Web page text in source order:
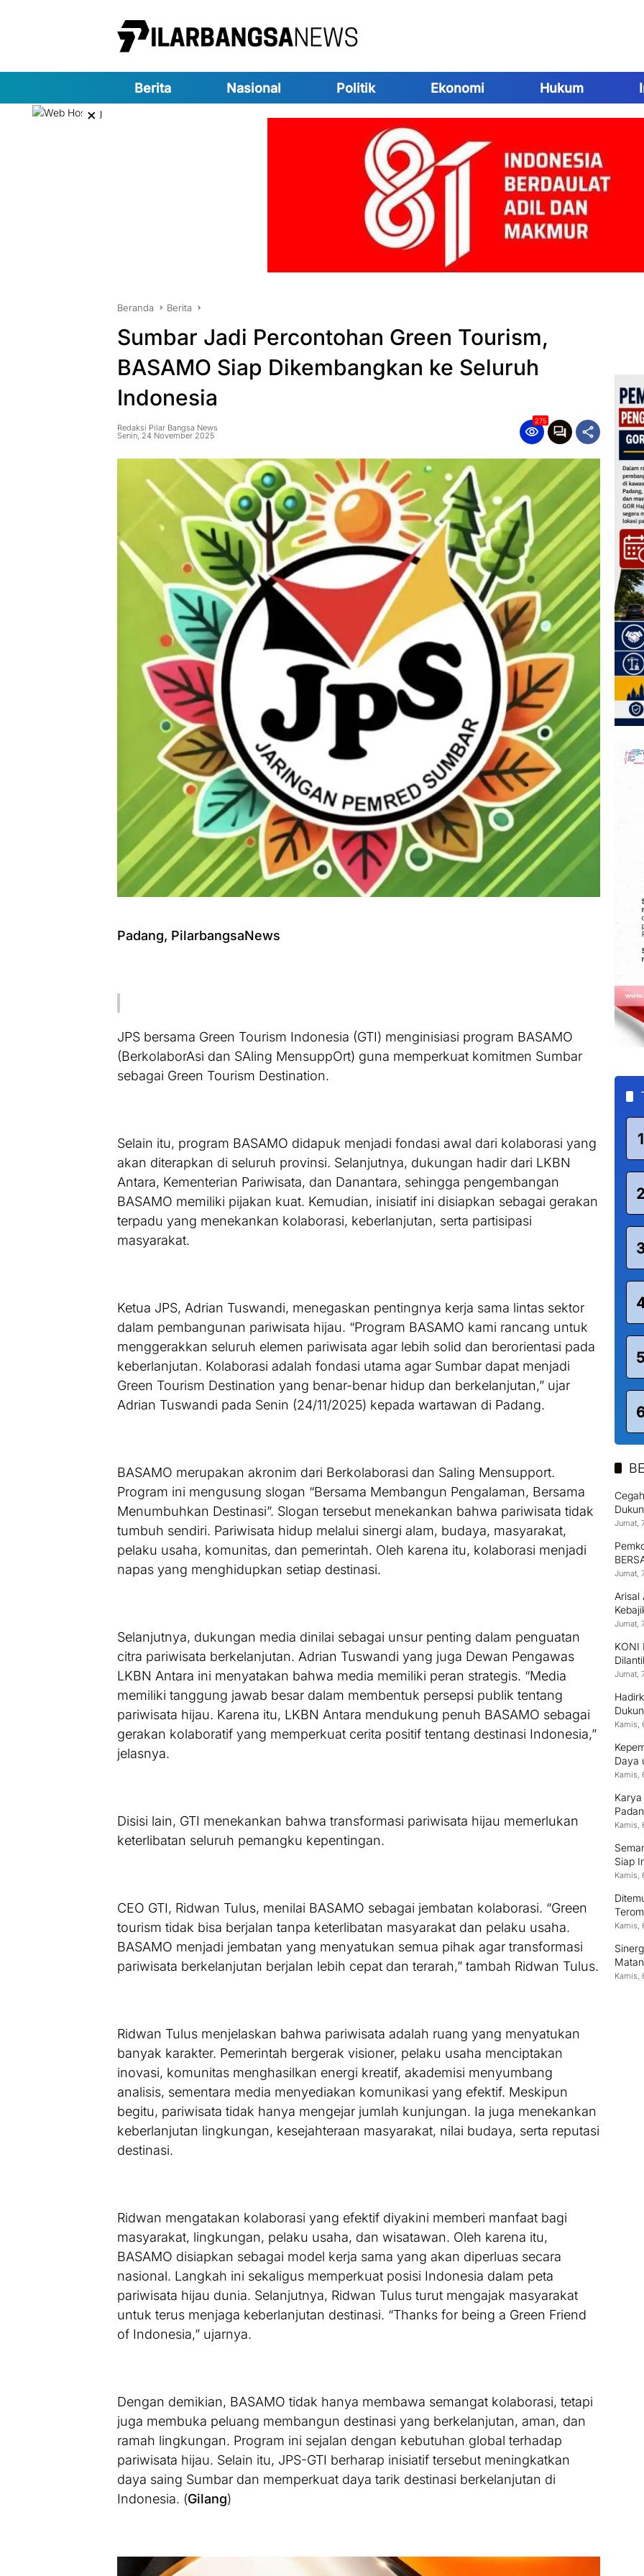
Berita Nasional Politik Ekonomi Hukum
×
Beranda Berita
Sumbar Jadi Percontohan Green Tourism,
BASAMO Siap Dikembangkan ke Seluruh
Indonesia
Redaksi Pilar Bangsa News
Senin, 24 November 2025
275
Padang, PilarbangsaNews
JPS bersama Green Tourism Indonesia (GTI) menginisiasi program BASAMO
(BerkolaborAsi dan SAling MensuppOrt) guna memperkuat komitmen Sumbar
sebagai Green Tourism Destination.
Selain itu, program BASAMO didapuk menjadi fondasi awal dari kolaborasi yang
akan diterapkan di seluruh provinsi. Selanjutnya, dukungan hadir dari LKBN
Antara, Kementerian Pariwisata, dan Danantara, sehingga pengembangan
BASAMO memiliki pijakan kuat. Kemudian, inisiatif ini disiapkan sebagai gerakan
terpadu yang menekankan kolaborasi, keberlanjutan, serta partisipasi
masyarakat.
Ketua JPS, Adrian Tuswandi, menegaskan pentingnya kerja sama lintas sektor
dalam pembangunan pariwisata hijau. “Program BASAMO kami rancang untuk
menggerakkan seluruh elemen pariwisata agar lebih solid dan berorientasi pada
keberlanjutan. Kolaborasi adalah fondasi utama agar Sumbar dapat menjadi
Green Tourism Destination yang benar-benar hidup dan berkelanjutan,” ujar
Adrian Tuswandi pada Senin (24/11/2025) kepada wartawan di Padang.
BASAMO merupakan akronim dari Berkolaborasi dan Saling Mensupport.
Program ini mengusung slogan “Bersama Membangun Pengalaman, Bersama
Menumbuhkan Destinasi”. Slogan tersebut menekankan bahwa pariwisata tidak
tumbuh sendiri. Pariwisata hidup melalui sinergi alam, budaya, masyarakat,
pelaku usaha, komunitas, dan pemerintah. Oleh karena itu, kolaborasi menjadi
napas yang menghidupkan setiap destinasi.
Selanjutnya, dukungan media dinilai sebagai unsur penting dalam penguatan
citra pariwisata berkelanjutan. Adrian Tuswandi yang juga Dewan Pengawas
LKBN Antara ini menyatakan bahwa media memiliki peran strategis. “Media
memiliki tanggung jawab besar dalam membentuk persepsi publik tentang
pariwisata hijau. Karena itu, LKBN Antara mendukung penuh BASAMO sebagai
gerakan kolaboratif yang memperkuat cerita positif tentang destinasi Indonesia,”
jelasnya.
Disisi lain, GTI menekankan bahwa transformasi pariwisata hijau memerlukan
keterlibatan seluruh pemangku kepentingan.
CEO GTI, Ridwan Tulus, menilai BASAMO sebagai jembatan kolaborasi. “Green
tourism tidak bisa berjalan tanpa keterlibatan masyarakat dan pelaku usaha.
BASAMO menjadi jembatan yang menyatukan semua pihak agar transformasi
pariwisata berkelanjutan berjalan lebih cepat dan terarah,” tambah Ridwan Tulus.
Ridwan Tulus menjelaskan bahwa pariwisata adalah ruang yang menyatukan
banyak karakter. Pemerintah bergerak visioner, pelaku usaha menciptakan
inovasi, komunitas menghasilkan energi kreatif, akademisi menyumbang
analisis, sementara media menyediakan komunikasi yang efektif. Meskipun
begitu, pariwisata tidak hanya mengejar jumlah kunjungan. Ia juga menekankan
keberlanjutan lingkungan, kesejahteraan masyarakat, nilai budaya, serta reputasi
destinasi.
Ridwan mengatakan kolaborasi yang efektif diyakini memberi manfaat bagi
masyarakat, lingkungan, pelaku usaha, dan wisatawan. Oleh karena itu,
BASAMO disiapkan sebagai model kerja sama yang akan diperluas secara
nasional. Langkah ini sekaligus memperkuat posisi Indonesia dalam peta
pariwisata hijau dunia. Selanjutnya, Ridwan Tulus turut mengajak masyarakat
untuk terus menjaga keberlanjutan destinasi. “Thanks for being a Green Friend
of Indonesia,” ujarnya.
Dengan demikian, BASAMO tidak hanya membawa semangat kolaborasi, tetapi
juga membuka peluang membangun destinasi yang berkelanjutan, aman, dan
ramah lingkungan. Program ini sejalan dengan kebutuhan global terhadap
pariwisata hijau. Selain itu, JPS-GTI berharap inisiatif tersebut meningkatkan
daya saing Sumbar dan memperkuat daya tarik destinasi berkelanjutan di
Indonesia. (Gilang)
1
2
5
Jumat,
Jumat,
Arisal
Jumat,
KONI
Jumat,
Kamis,
Daya
Kamis,
Kamis,
Siap
Kamis,
Kamis,
Kamis,